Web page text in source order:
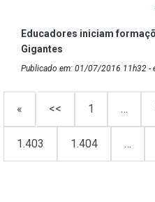
Educadores iniciam
Gigantes
Publicado em: 01/07/2016 11h32 -
« << 1 …
1.403 1.404 …